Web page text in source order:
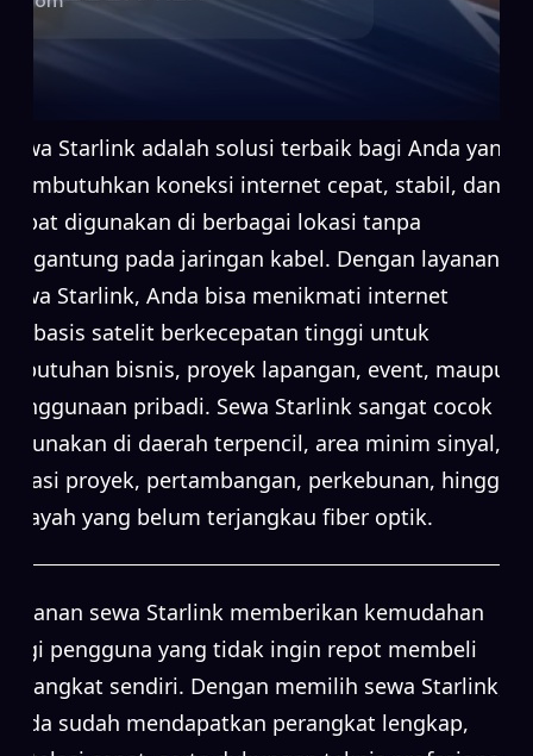
Sewa Starlink adalah solusi terbaik bagi Anda yang
membutuhkan koneksi internet cepat, stabil, dan
dapat digunakan di berbagai lokasi tanpa
bergantung pada jaringan kabel. Dengan layanan
sewa Starlink, Anda bisa menikmati internet
berbasis satelit berkecepatan tinggi untuk
kebutuhan bisnis, proyek lapangan, event, maupun
penggunaan pribadi. Sewa Starlink sangat cocok
digunakan di daerah terpencil, area minim sinyal,
lokasi proyek, pertambangan, perkebunan, hingga
wilayah yang belum terjangkau fiber optik.
Layanan sewa Starlink memberikan kemudahan
bagi pengguna yang tidak ingin repot membeli
perangkat sendiri. Dengan memilih sewa Starlink,
Anda sudah mendapatkan perangkat lengkap,